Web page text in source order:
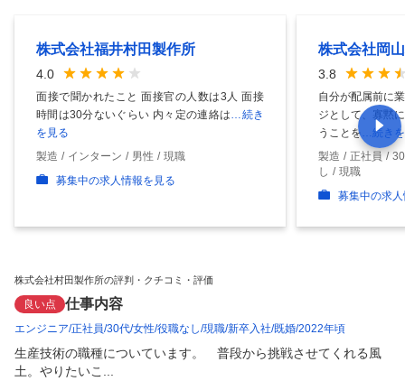
株式会社福井村田製作所
4.0
面接で聞かれたこと 面接官の人数は3人 面接
時間は30分ないぐらい 内々定の連絡は…続き
を見る
製造
インターン 男性
現職
募集中の求人情報を見る
株式会社岡
3.8
自分が配属前に
ジとして、寡黙
うことを …続き
製造
正社員
し
現職
募集中の求
株式会社村田製作所の評判・クチコミ・評価
良い点 仕事内容
エンジニア 正社員 30代 女性 役職なし 現職 新卒入社 既婚 2022年頃
生産技術の職種についています。　普段から挑戦させてくれる風
土。やりたいこ...